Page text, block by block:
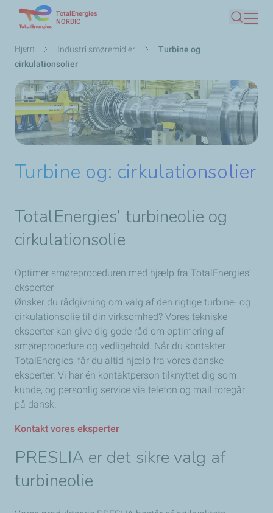
hovedindhold
TotalEnergies
NORDIC
Søg
Brødkrumme
Hjem Industri smøremidler
Turbine og
cirkulationsolier
Turbine og: cirkulationsolier
TotalEnergies’ turbineolie og
cirkulationsolie
Optimér smøreproceduren med hjælp fra TotalEnergies’
eksperter
Ønsker du rådgivning om valg af den rigtige turbine- og
cirkulationsolie til din virksomhed? Vores tekniske
eksperter kan give dig gode råd om optimering af
smøreprocedure og vedligehold. Når du kontakter
TotalEnergies, får du altid hjælp fra vores danske
eksperter. Vi har én kontaktperson tilknyttet dig som
kunde, og personlig service via telefon og mail foregår
på dansk.
Kontakt vores eksperter
PRESLIA er det sikre valg af
turbineolie